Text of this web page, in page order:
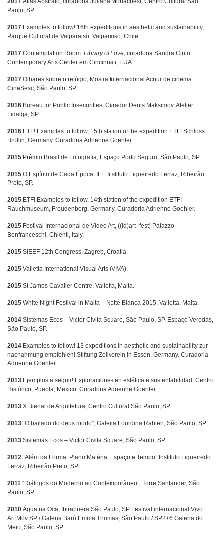
2017 Atlas Abstrato, curadoria Juliana Monachesi. Centro Cultural São
Paulo, SP.
2017 Examples to follow! 16th expeditions in aesthetic and sustainability,
Parque Cultural de Valparaiso. Valparaiso, Chile.
2017 Contemplation Room: Library of Love, curadoria Sandra Cinto.
Contemporary Arts Center em Cincinnati, EUA.
2017 Olhares sobre o refúgio, Mostra Internacional Acnur de cinema.
CineSesc, São Paulo, SP.
2016 Bureau for Public Insecurities, Curador Denis Maksimov. Atelier
Fidalga, SP.
2016 ETF! Examples to follow, 15th station of the expedition ETF! Schloss
Bröllin, Germany. Curadoria Adrienne Goehler.
2015 Prêmio Brasil de Fotografia, Espaço Porto Seguro, São Paulo, SP.
2015 O Espírito de Cada Época. IFF. Instituto Figueiredo Ferraz, Ribeirão
Preto, SP.
2015 ETF! Examples to follow, 14th station of the expedition ETF!
Rauchmuseum, Freudenberg, Germany. Curadoria Adrienne Goehler.
2015 Festival Internacional de Vídeo Art, ((id)art_fest) Palazzo
Bonfranceschi. Chienti, Italy.
2015 SIEEF 12th Congress. Zagreb, Croatia.
2015 Valletta International Visual Arts (VIVA).
2015 St James Cavalier Centre. Valletta, Malta.
2015 White Night Festival in Malta – Notte Bianca 2015, Valletta, Malta.
2014 Sistemas Ecos – Victor Civita Square, São Paulo, SP. Espaço Veredas,
São Paulo, SP.
2014 Examples to follow! 13 expeditions in aesthetic and sustainability zur
nachahmung empfohlen! Stiftung Zollverein in Essen, Germany. Curadoria
Adrienne Goehler.
2013 Ejemplos a seguir! Exploraciones en estética e sustentabilidad, Centro
Histórico, Puebla, Mexico. Curadoria Adrienne Goehler.
2013 X Bienal de Arquitetura, Centro Cultural São Paulo, SP.
2013 “O bailado do deus morto”, Galeria Lourdina Rabieh, São Paulo, SP.
2013 Sistemas Ecos – Victor Civita Square, São Paulo, SP.
2012 “Além da Forma: Plano Matéria, Espaço e Tempo” Instituto Figueiredo
Ferraz, Ribeirão Preto, SP.
2011 “Diálogos do Moderno ao Contemporâneo”, Torre Santander, São
Paulo, SP.
2010 Água na Oca, Ibirapuera São Paulo, SP Festival internacional Vivo
Art.Mov SP / Galeria Baró Emma Thomas, São Paulo / SP2+6 Galeria do
Meio, São Paulo, SP.